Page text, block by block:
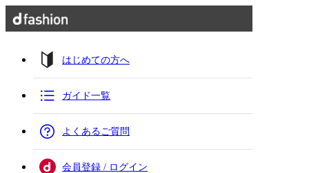
はじめての方へ
ガイド一覧
よくあるご質問
会員登録 / ログイン